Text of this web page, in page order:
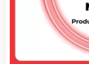
Almacenaje
Alquiler de